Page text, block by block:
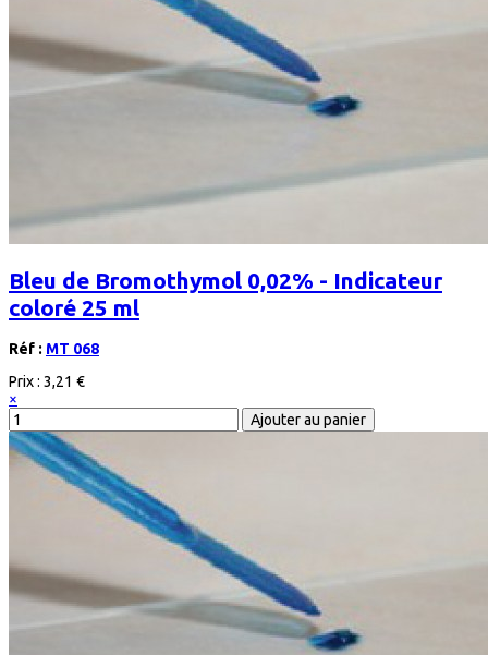
Bleu de Bromothymol 0,02% - Indicateur
coloré 25 ml
Réf : MT 068
Prix : 3,21 €
×